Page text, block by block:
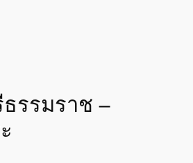
รรมราช –